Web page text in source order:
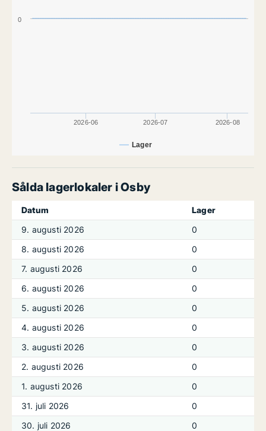
Lager
2026-06 2026-07 2026-08
0
Sålda lagerlokaler i Osby
Datum
Lager
9. augusti 2026
0
8. augusti 2026
0
7. augusti 2026
0
6. augusti 2026
0
5. augusti 2026
0
4. augusti 2026
0
3. augusti 2026
0
2. augusti 2026
0
1. augusti 2026
0
31. juli 2026
0
30. juli 2026
0